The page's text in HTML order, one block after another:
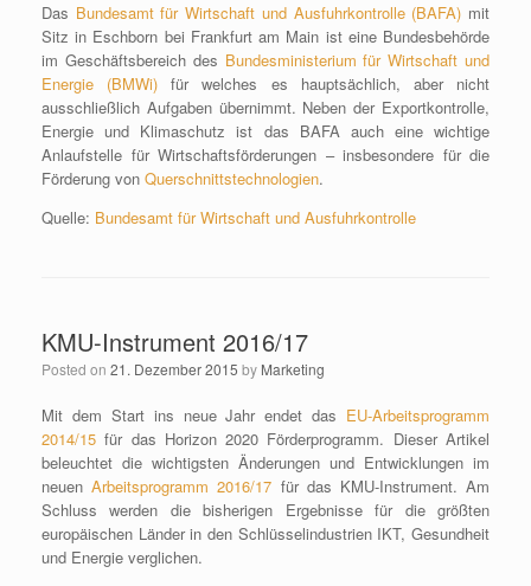
Das Bundesamt für Wirtschaft und Ausfuhrkontrolle (BAFA) mit
Sitz in Eschborn bei Frankfurt am Main ist eine Bundesbehörde
im Geschäftsbereich des Bundesministerium für Wirtschaft und
Energie (BMWi) für welches es hauptsächlich, aber nicht
ausschließlich Aufgaben übernimmt. Neben der Exportkontrolle,
Energie und Klimaschutz ist das BAFA auch eine wichtige
Anlaufstelle für Wirtschaftsförderungen – insbesondere für die
Förderung von Querschnittstechnologien.
Quelle: Bundesamt für Wirtschaft und Ausfuhrkontrolle
KMU-Instrument 2016/17
Posted on 21. Dezember 2015 by Marketing
Mit dem Start ins neue Jahr endet das EU-Arbeitsprogramm
2014/15 für das Horizon 2020 Förderprogramm. Dieser Artikel
beleuchtet die wichtigsten Änderungen und Entwicklungen im
neuen Arbeitsprogramm 2016/17 für das KMU-Instrument. Am
Schluss werden die bisherigen Ergebnisse für die größten
europäischen Länder in den Schlüsselindustrien IKT, Gesundheit
und Energie verglichen.